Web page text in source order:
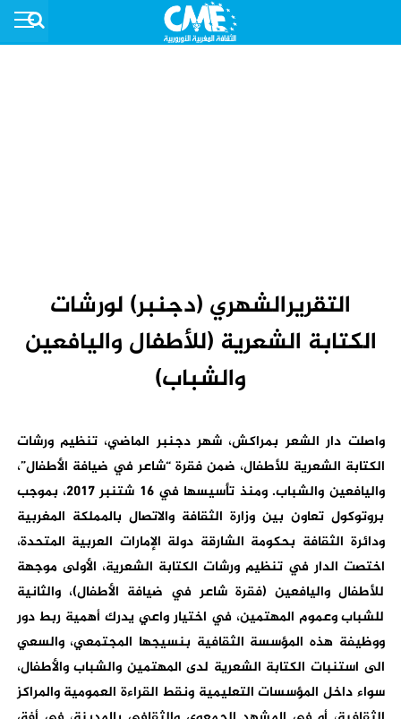
التقريرالشهري (دجنبر) لورشات
الكتابة الشعرية (للأطفال واليافعين
والشباب)
واصلت دار الشعر بمراكش، شهر دجنبر الماضي، تنظيم ورشات
الكتابة الشعرية للأطفال، ضمن فقرة “شاعر في ضيافة الأطفال”،
واليافعين والشباب. ومنذ تأسيسها في 16 شتنبر 2017، بموجب
بروتوكول تعاون بين وزارة الثقافة والاتصال بالمملكة المغربية
ودائرة الثقافة بحكومة الشارقة دولة الإمارات العربية المتحدة،
اختصت الدار في تنظيم ورشات الكتابة الشعرية، الأولى موجهة
للأطفال واليافعين (فقرة شاعر في ضيافة الأطفال)، والثانية
للشباب وعموم المهتمين، في اختيار واعي يدرك أهمية ربط دور
ووظيفة هذه المؤسسة الثقافية بنسيجها المجتمعي، والسعي
الى استنبات الكتابة الشعرية لدى المهتمين والشباب والأطفال،
سواء داخل المؤسسات التعليمية ونقط القراءة العمومية والمراكز